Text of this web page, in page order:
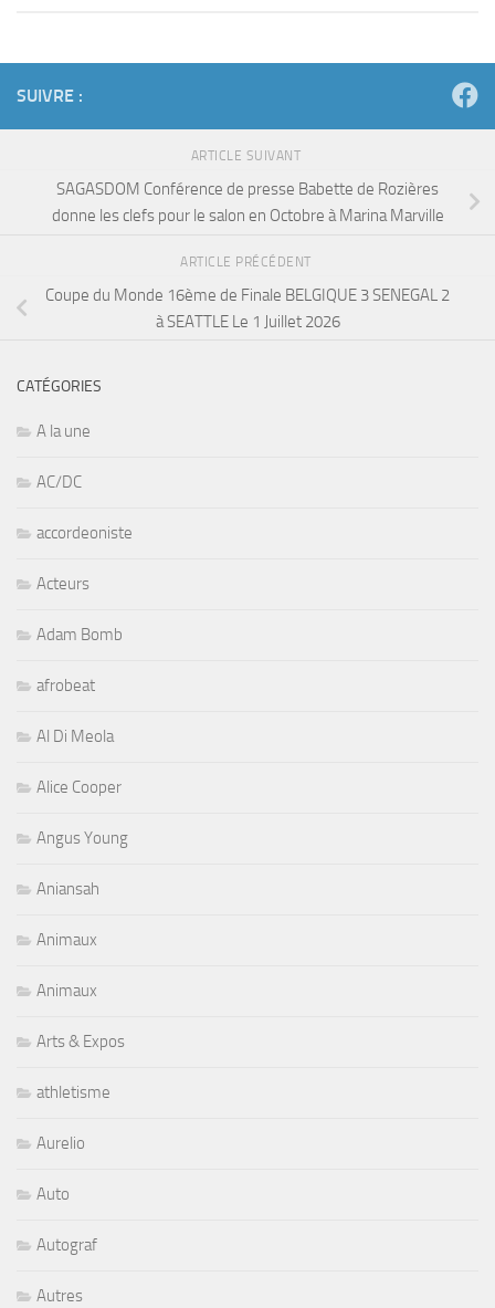
SUIVRE :
ARTICLE SUIVANT
SAGASDOM Conférence de presse Babette de Rozières
donne les clefs pour le salon en Octobre à Marina Marville
ARTICLE PRÉCÉDENT
Coupe du Monde 16ème de Finale BELGIQUE 3 SENEGAL 2
à SEATTLE Le 1 Juillet 2026
CATÉGORIES
A la une
AC/DC
accordeoniste
Acteurs
Adam Bomb
afrobeat
Al Di Meola
Alice Cooper
Angus Young
Aniansah
Animaux
Animaux
Arts & Expos
athletisme
Aurelio
Auto
Autograf
Autres